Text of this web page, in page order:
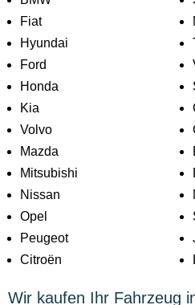
Fiat
Hyundai
Ford
Honda
Kia
Volvo
Mazda
Mitsubishi
Nissan
Opel
Peugeot
Citroën
Wir kaufen Ihr Fahrzeug